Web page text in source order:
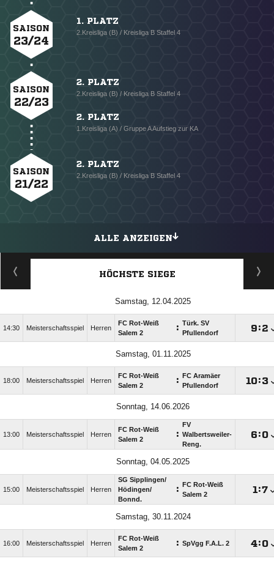
SAISON
23/24
1. PLATZ
2.Kreisliga (B) / Kreisliga B Staffel 4
SAISON
22/23
2. PLATZ
2.Kreisliga (B) / Kreisliga B Staffel 4
2. PLATZ
1.Kreisliga (A) / Gruppe A Aufstieg zur KA
SAISON
21/22
2. PLATZ
2.Kreisliga (B) / Kreisliga B Staffel 4
ALLE ANZEIGEN
HÖCHSTE SIEGE
Samstag, 12.04.2025
14:30 Meisterschaftsspiel Herren
FC Rot-Weiß
Salem 2
: Türk. SV
Pfullendorf
:
Samstag, 01.11.2025
18:00 Meisterschaftsspiel Herren
FC Rot-Weiß
Salem 2
:
FC Aramäer
Pfullendorf
:
Sonntag, 14.06.2026
13:00 Meisterschaftsspiel Herren
FC Rot-Weiß
Salem 2
:
FV
Walbertsweiler-
Reng.
:
Sonntag, 04.05.2025
15:00 Meisterschaftsspiel Herren
SG Sipplingen/​
Hödingen/​
Bonnd.
:
FC Rot-Weiß
Salem 2
:
Samstag, 30.11.2024
16:00 Meisterschaftsspiel Herren
FC Rot-Weiß
Salem 2
: SpVgg F.A.L. 2 :